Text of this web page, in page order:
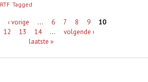
RTF Tagged
‹ vorige … 6 7 8 9
10
12 13 14 …
volgende ›
laatste »